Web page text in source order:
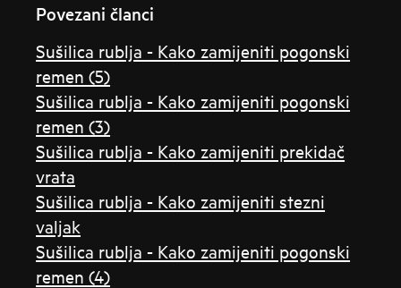
Povezani članci
Sušilica rublja - Kako zamijeniti pogonski
remen (5)
Sušilica rublja - Kako zamijeniti pogonski
remen (3)
Sušilica rublja - Kako zamijeniti prekidač
vrata
Sušilica rublja - Kako zamijeniti stezni
valjak
Sušilica rublja - Kako zamijeniti pogonski
remen (4)